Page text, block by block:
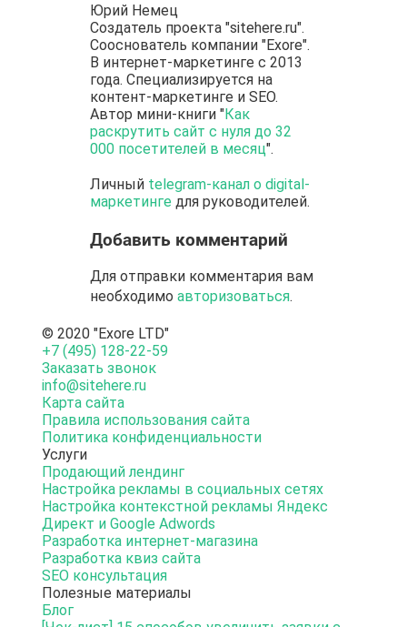
Юрий Немец
Создатель проекта "sitehere.ru".
Сооснователь компании "Exore".
В интернет-маркетинге с 2013
года. Специализируется на
контент-маркетинге и SEO.
Автор мини-книги "Как
раскрутить сайт с нуля до 32
000 посетителей в месяц".
Личный telegram-канал о digital-
маркетингедля руководителей.
Добавить комментарий
Для отправки комментария вам
необходимо авторизоваться.
© 2020 "Exore LTD"
+7 (495) 128-22-59
Заказать звонок
info@sitehere.ru
Карта сайта
Правила использования сайта
Политика конфиденциальности
Услуги
Продающий лендинг
Настройка рекламы в социальных сетях
Настройка контекстной рекламы Яндекс
Директ и Google Adwords
Разработка интернет-магазина
Разработка квиз сайта
SEO консультация
Полезные материалы
Блог